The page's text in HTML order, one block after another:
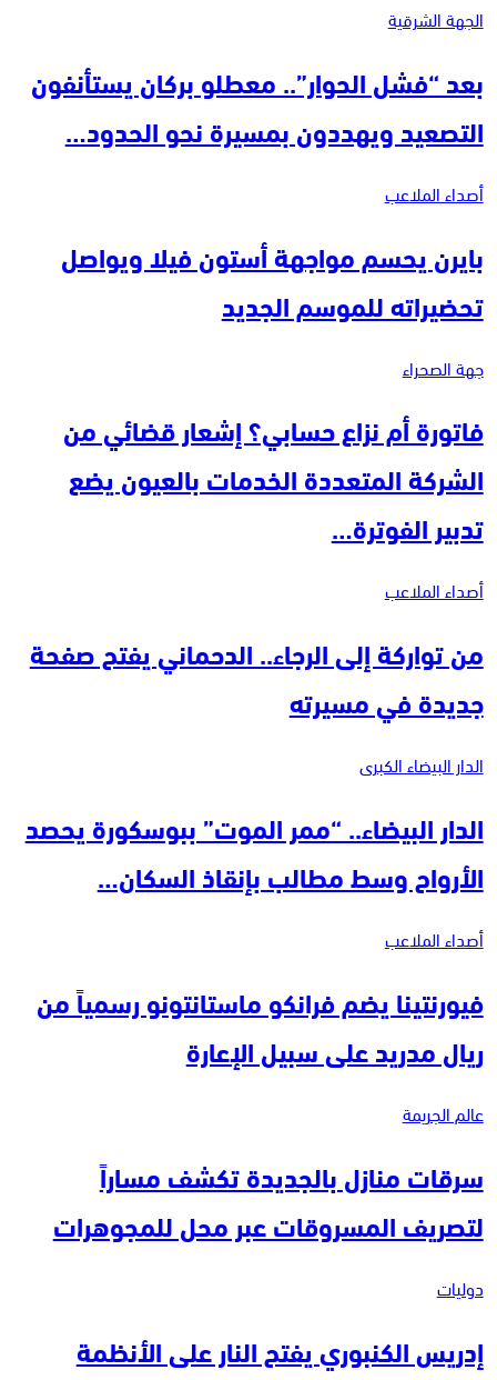
الجهة الشرقية
بعد “فشل الحوار”.. معطلو بركان يستأنفون
التصعيد ويهددون بمسيرة نحو الحدود…
أصداء الملاعب
بايرن يحسم مواجهة أستون فيلا ويواصل
تحضيراته للموسم الجديد
جهة الصحراء
فاتورة أم نزاع حسابي؟ إشعار قضائي من
الشركة المتعددة الخدمات بالعيون يضع
تدبير الفوترة…
أصداء الملاعب
من تواركة إلى الرجاء.. الدحماني يفتح صفحة
جديدة في مسيرته
الدار البيضاء الكبرى
الدار البيضاء.. “ممر الموت” ببوسكورة يحصد
الأرواح وسط مطالب بإنقاذ السكان…
أصداء الملاعب
فيورنتينا يضم فرانكو ماستانتونو رسمياً من
ريال مدريد على سبيل الإعارة
عالم الجريمة
سرقات منازل بالجديدة تكشف مساراً
لتصريف المسروقات عبر محل للمجوهرات
دوليات
إدريس الكنبوري يفتح النار على الأنظمة